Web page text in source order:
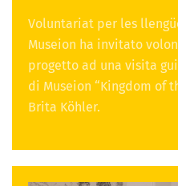
Voluntariat per les
Museion ha invitato
progetto ad una visita
di Museion “Kingdom of
Brita Köhler.